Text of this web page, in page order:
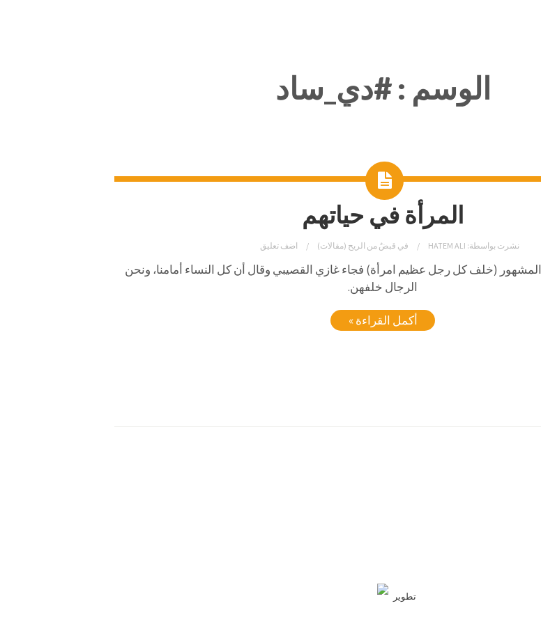
الوسم :#دي_ساد
المرأة في حياتهم
نشرت بواسطة: HATEM ALI في قبضٌ من الريح (مقالات) اضف تعليق
المشهور (خلفكلرجل عظيم امرأة) فجاءغازي القصيبي وقال أنكل النساء أمامنا، ونحن
الرجال خلفهن.
أكمل القراءة »
تطوير